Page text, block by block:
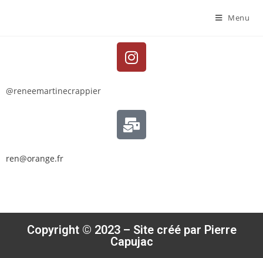
Menu
@reneemartinecrappier
ren@orange.fr
Copyright © 2023 – Site créé par Pierre
Capujac